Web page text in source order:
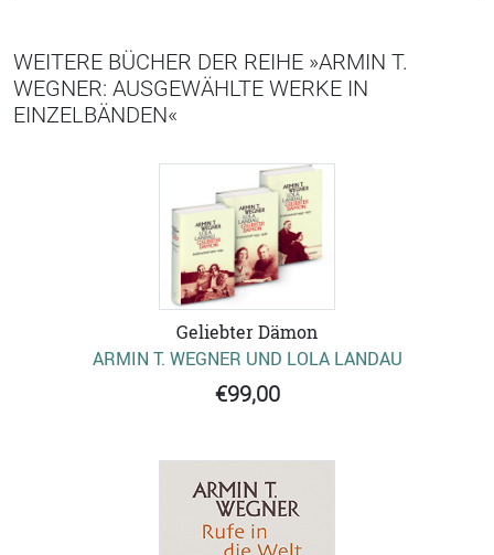
WEITERE BÜCHER DER REIHE »ARMIN T.
WEGNER: AUSGEWÄHLTE WERKE IN
EINZELBÄNDEN«
Geliebter Dämon
ARMIN T. WEGNER UND LOLA LANDAU
€99,00